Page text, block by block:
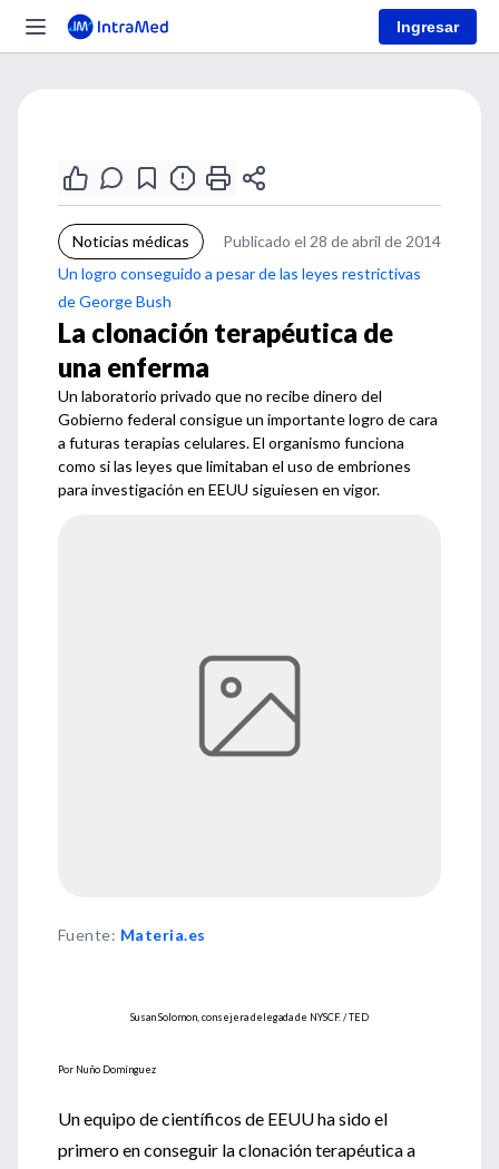
Ingresar
Noticias médicas
Publicado el 28 de abril de 2014
Un logro conseguido a pesar de las leyes restrictivas
de George Bush
La clonación terapéutica de
una enferma
Un laboratorio privado que no recibe dinero del
Gobierno federal consigue un importante logro de cara
a futuras terapias celulares. El organismo funciona
como si las leyes que limitaban el uso de embriones
para investigación en EEUU siguiesen en vigor.
Fuente: Materia.es
Susan Solomon, consejera delegada de NYSCF. / TED
Por Nuño Domínguez
Un equipo de científicos de EEUU ha sido el
primero en conseguir la clonación terapéutica a